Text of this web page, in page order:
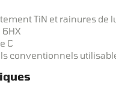
TiN et rainures de
6HX
C
conventionnels